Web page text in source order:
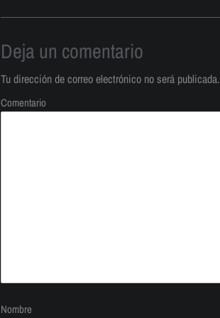
Deja un comentario
Tu dirección de correo electrónico no será publicada.
Comentario
Nombre